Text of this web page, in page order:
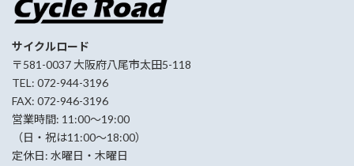
サイクルロード
〒581-0037 大阪府八尾市太田5-118
TEL: 072-944-3196
FAX: 072-946-3196
営業時間: 11:00〜19:00
（日・祝は11:00〜18:00）
定休日: 水曜日・木曜日